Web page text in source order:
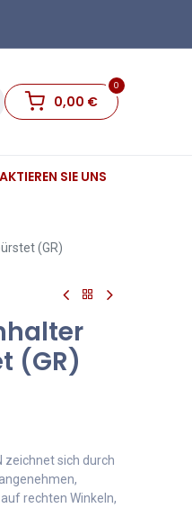
0
0,00 €
SaleSIE UNS
(GR)
(GR)
zeichnet sich durch
rechten Winkeln,